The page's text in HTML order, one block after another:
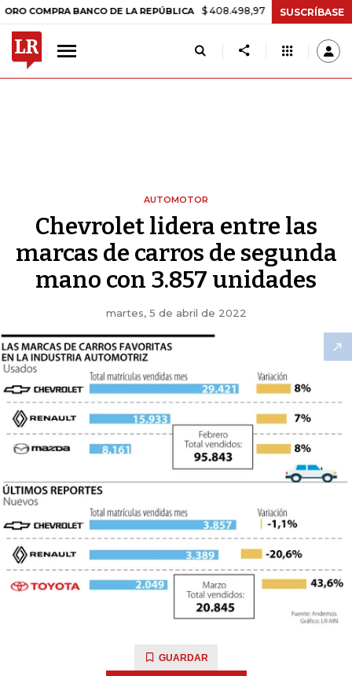
BANCO DE LA REPÚBLICA $ 408.498,97 +$ 8.753,81 +2,19%
SUSCRÍBASE
AUTOMOTOR
Chevrolet lidera entre las
marcas de carros de segunda
mano con 3.857 unidades
martes, 5 de abril de 2022
GUARDAR